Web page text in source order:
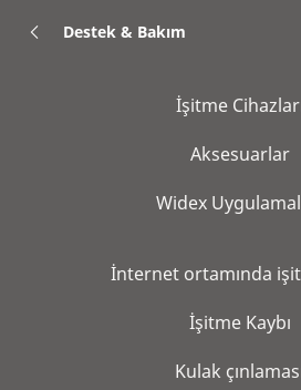
Destek & Bakım
İşitme
Aksesuarlar
Widex
İnternet ortamında
İşitme Kaybı
Kulak